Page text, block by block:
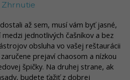
Zhrnutie
až sem, musí vám byť jasné,
jednotlivých čašníkov a bez
obsluha vo vašej reštaurácii
prejaví chaosom a nízkou
špičky. Na druhej strane, ak
budete ťažiť z dobrej